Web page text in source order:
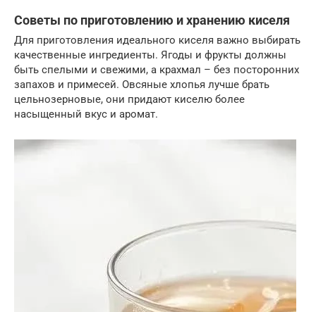
Советы по приготовлению и хранению киселя
Для приготовления идеального киселя важно выбирать
качественные ингредиенты. Ягоды и фрукты должны
быть спелыми и свежими, а крахмал – без посторонних
запахов и примесей. Овсяные хлопья лучше брать
цельнозерновые, они придают киселю более
насыщенный вкус и аромат.